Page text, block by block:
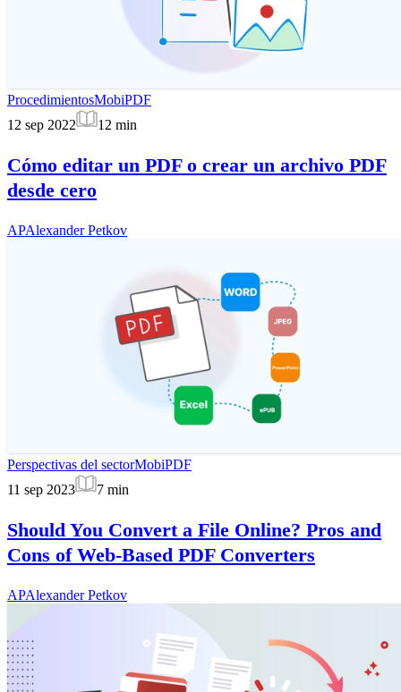
ProcedimientosMobiPDF
12 sep 2022
12 min
Cómo editar un PDF o crear un archivo PDF
desde cero
APAlexander Petkov
Perspectivas del sectorMobiPDF
11 sep 2023
7 min
Should You Convert a File Online? Pros and
Cons of Web-Based PDF Converters
APAlexander Petkov